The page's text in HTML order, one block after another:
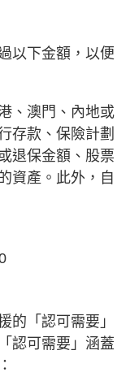
以下金額，以便
、澳門、內地或
存款、保險計劃
退保金額、股票
資產。此外，自
的「認可需要」
認可需要」涵蓋